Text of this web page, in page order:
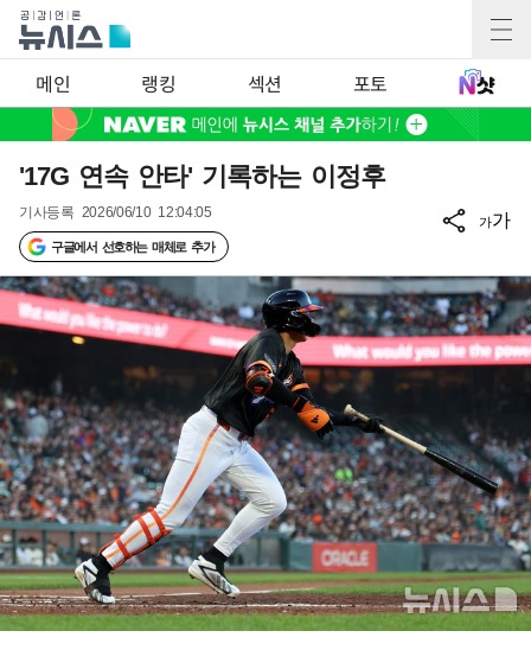
메인 랭킹 섹션 포토
'17G 연속 안타' 기록하는 이정후
기사등록 2026/06/10 12:04:05
구글에서 선호하는 매체로 추가
가가